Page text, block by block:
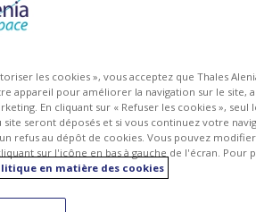
haut débit et de haute
les cookies », vous acceptez que Thales
appareil pour améliorer la navigation sur le site,
En cliquant sur « Refuser les cookies », seul
seront déposés et si vous continuez votre
refus au dépôt de cookies. Vous pouvez
sur l'icône en bas à gauche de l'écran. Pour
en matière des cookies